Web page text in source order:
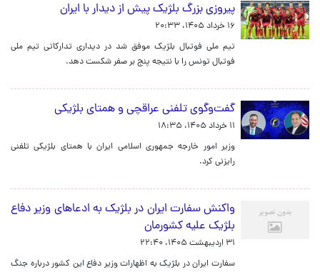
پیروزی بزرگ بلژیک پیش از دیدار با ایران
۱۶ خرداد ۱۴۰۵، ۲۰:۳۳
تیم ملی فوتبال بلژیک موفق شد در دیداری تدارکاتی تیم ملی
فوتبال تونس را با نتیجه پنج بر صفر شکست دهد.
گفت‌وگوی تلفنی عراقچی و همتای بلژیکی
۱۱ خرداد ۱۴۰۵، ۱۸:۳۵
وزیر امور خارجه جمهوری اسلامی ایران با همتای بلژیکی تلفنی
رایزنی کرد.
واکنش سفارت ایران در بلژیک به ادعاهای وزیر دفاع
بلژیک علیه کشورمان
۳۱ اردیبهشت ۱۴۰۵، ۲۲:۴۰
سفارت ایران در بلژیک به اظهارات وزیر دفاع این کشور درباره جنگ